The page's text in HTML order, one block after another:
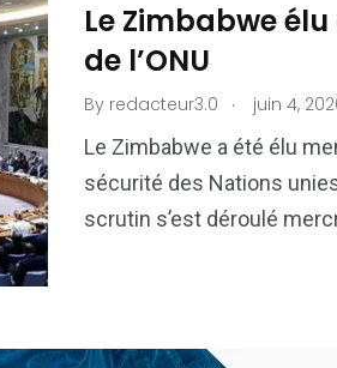
Le Zimbabwe
de l’ONU
By redacteur3.0 . juin 4,
Le Zimbabwe a été élu
sécurité des Nations
scrutin s’est déroulé